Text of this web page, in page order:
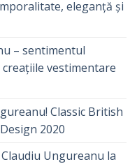
eleganță și
– sentimentul
vestimentare
Classic British
2020
Ungureanu la